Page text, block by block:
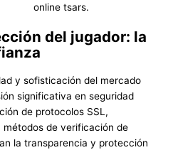
online tsars.
del jugador: la
y sofisticación del mercado
significativa en seguridad
de protocolos SSL,
de verificación de
la transparencia y protección